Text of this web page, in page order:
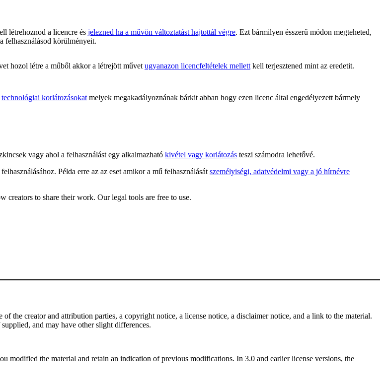
létrehoznod a licencre és jelezned ha a művön változtatást hajtottál végre. Ezt bármilyen ésszerű módon megteheted,
felhasználásod körülményeit.
hozol létre a műből akkor a létrejött művet ugyanazon licencfeltételek mellett kell terjesztened mint az eredetit.
technológiai korlátozásokat melyek megakadályoznának bárkit abban hogy ezen licenc által engedélyezett bármely
vagy ahol a felhasználást egy alkalmazható kivétel vagy korlátozás teszi számodra lehetővé.
Példa erre az az eset amikor a mű felhasználását személyiségi, adatvédelmi vagy a jó hírnévre
creators to share their work. Our legal tools are free to use.
the creator and attribution parties, a copyright notice, a license notice, a disclaimer notice, and a link to the material.
and may have other slight differences.
modified the material and retain an indication of previous modifications. In 3.0 and earlier license versions, the